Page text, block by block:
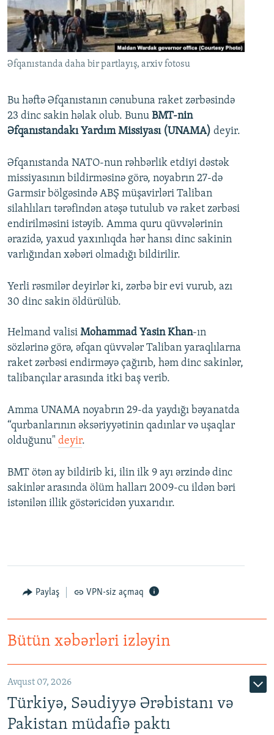
İNFOQRAFIKA
KARIKATURA
AZƏRBAYCAN ƏDƏBIYYATI KITABXANASI
İSLAM VƏ DEMOKRATIYA
MISSIYAMIZ
PEŞƏ ETIKASI VƏ JURNALISTIKA STANDARTLARIMIZ
BIZIMLƏ ƏLAQƏ
XƏBƏR BÜLLETENLƏRIMIZ
BIZI IZLƏ
Əfqanıstanda daha bir partlayış, arxiv fotosu
Bu həftə Əfqanıstanın cənubuna raket zərbəsində
23 dinc sakin həlak olub. Bunu BMT-nin
Əfqanıstandakı Yardım Missiyası (UNAMA) deyir.
Əfqanıstanda NATO-nun rəhbərlik etdiyi dəstək
missiyasının bildirməsinə görə, noyabrın 27-də
Garmsir bölgəsində ABŞ müşavirləri Taliban
silahlıları tərəfindən atəşə tutulub və raket zərbəsi
endirilməsini istəyib. Amma quru qüvvələrinin
ərazidə, yaxud yaxınlıqda hər hansı dinc sakinin
varlığından xəbəri olmadığı bildirilir.
Yerli rəsmilər deyirlər ki, zərbə bir evi vurub, azı
30 dinc sakin öldürülüb.
Helmand valisi Mohammad Yasin Khan-ın
sözlərinə görə, əfqan qüvvələr Taliban yaraqlılarna
raket zərbəsi endirməyə çağırıb, həm dinc sakinlər,
talibançılar arasında itki baş verib.
Amma UNAMA noyabrın 29-da yaydığı bəyanatda
“qurbanlarının əksəriyyətinin qadınlar və uşaqlar
olduğunu" deyir.
BMT ötən ay bildirib ki, ilin ilk 9 ayı ərzində dinc
sakinlər arasında ölüm halları 2009-cu ildən bəri
istənilən illik göstəricidən yuxarıdır.
Paylaş VPN-siz açmaq
Bütün xəbərləri izləyin
Avqust 07, 2026
Türkiyə, Səudiyyə Ərəbistanı və
Pakistan müdafiə paktı